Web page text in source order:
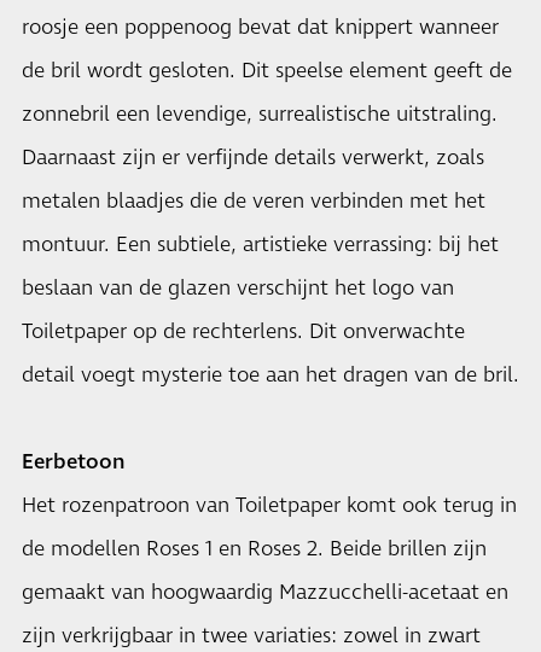
roosje een poppenoog bevat dat knippert wanneer
de bril wordt gesloten. Dit speelse element geeft de
zonnebril een levendige, surrealistische uitstraling.
Daarnaast zijn er verfijnde details verwerkt, zoals
metalen blaadjes die de veren verbinden met het
montuur. Een subtiele, artistieke verrassing: bij het
beslaan van de glazen verschijnt het logo van
Toiletpaper op de rechterlens. Dit onverwachte
detail voegt mysterie toe aan het dragen van de bril.
Eerbetoon
Het rozenpatroon van Toiletpaper komt ook terug in
de modellen Roses 1 en Roses 2. Beide brillen zijn
gemaakt van hoogwaardig Mazzucchelli-acetaat en
zijn verkrijgbaar in twee variaties: zowel in zwart